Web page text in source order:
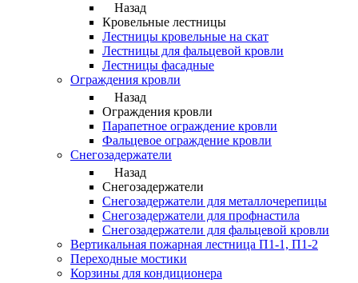
Назад
Кровельные лестницы
Лестницы кровельные на скат
Лестницы для фальцевой кровли
Лестницы фасадные
Ограждения кровли
Назад
Ограждения кровли
Парапетное ограждение кровли
Фальцевое ограждение кровли
Снегозадержатели
Назад
Снегозадержатели
Снегозадержатели для металлочерепицы
Снегозадержатели для профнастила
Снегозадержатели для фальцевой кровли
Вертикальная пожарная лестница П1-1, П1-2
Переходные мостики
Корзины для кондиционера